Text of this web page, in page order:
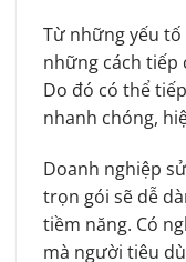
Từ những yếu
những cách tiếp
Do đó có thể
nhanh chóng,
Doanh nghiệp
trọn gói sẽ dễ
tiềm năng. Có
mà người tiêu